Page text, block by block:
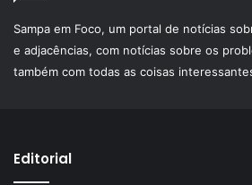
Sampa em Foco, um portal de notícias
e adjacências, com notícias sobre os
também com todas as coisas
Editorial